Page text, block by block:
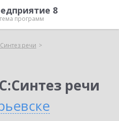
8
программ
речи
речи